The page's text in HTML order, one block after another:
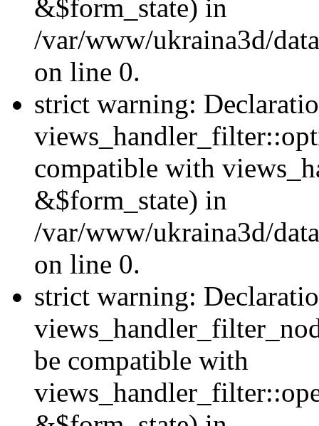
&$form_state) in
/var/www/ukraina3d/
on line 0.
strict warning:
compatible with
&$form_state) in
/var/www/ukraina3d/
on line 0.
strict warning:
be compatible with